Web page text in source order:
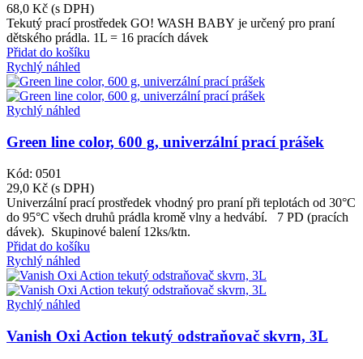
68,0 Kč (s DPH)
Tekutý prací prostředek GO! WASH BABY je určený pro praní
dětského prádla. 1L = 16 pracích dávek
Přidat do košíku
Rychlý náhled
Rychlý náhled
Green line color, 600 g, univerzální prací prášek
Kód: 0501
29,0 Kč (s DPH)
Univerzální prací prostředek vhodný pro praní při teplotách od 30°C
do 95°C všech druhů prádla kromě vlny a hedvábí. 7 PD (pracích
dávek). Skupinové balení 12ks/ktn.
Přidat do košíku
Rychlý náhled
Rychlý náhled
Vanish Oxi Action tekutý odstraňovač skvrn, 3L